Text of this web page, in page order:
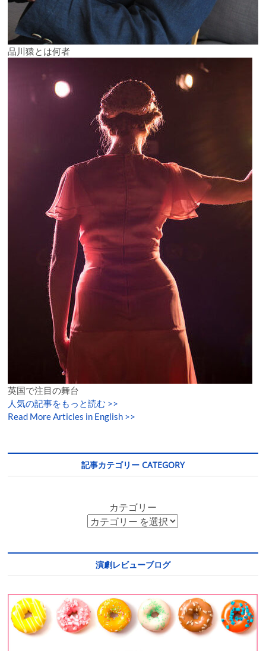
品川猿とは何者
英国で注目の舞台
人気の記事をもっと読む >>
Read More Articles in English >>
記事カテゴリー CATEGORY
カテゴリー
演劇レビューブログ